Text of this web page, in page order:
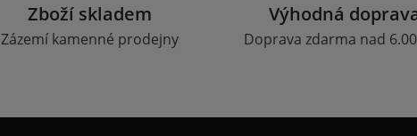
Zboží skladem
Zázemí kamenné prodejny
Výhodná
Doprava zdarma nad